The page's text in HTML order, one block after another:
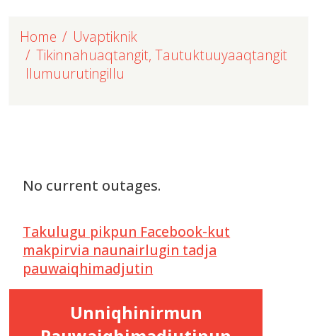
Home
Uvaptiknik
Tikinnahuaqtangit, Tautuktuuyaaqtangit
Ilumuurutingillu
No current outages.
Takulugu pikpun Facebook-kut
makpirvia naunairlugin tadja
pauwaiqhimadjutin
Unniqhinirmun